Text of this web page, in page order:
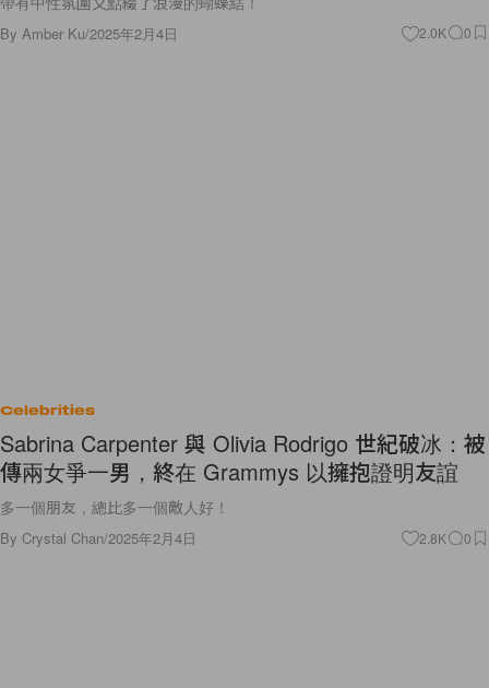
By Amber Ku/2025年2月4日 2.0K 0
Celebrities
Sabrina Carpenter 與 Olivia Rodrigo 世紀破冰：被
傳兩女爭一男，終在 Grammys 以擁抱證明友誼
多一個朋友，總比多一個敵人好！
By Crystal Chan/2025年2月4日 2.8K 0